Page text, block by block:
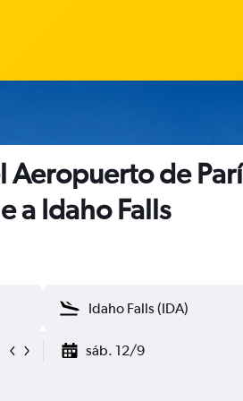
Aeropuerto de
a Idaho Falls
sáb. 12/9